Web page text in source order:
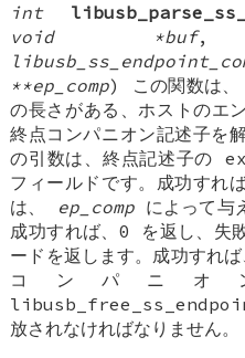
int
void *buf
**ep_comp) この関数は、
の長さがある、ホストの
終点コンパニオン記述子を
の引数は、終点記述子
フィールドです。成功すれ
は、
ep_compによって与
成功すれば、0 を返し、失
ードを返します。成功すれ
コンパニオ
放されなければなりません。